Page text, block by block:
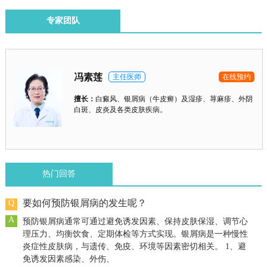
专家团队
冯素莲 主任医师 在线预约
擅长： 白癜风、银屑病（牛皮癣）​及​湿疹、荨麻疹、外阴
白斑、皮炎及各类皮肤疾病。
热门回答
Q 要如何预防银屑病的发生呢？
A
预防银屑病通常可通过避免诱发因素、保持皮肤保湿、调节心
理压力、均衡饮食、定期体检等方式实现。银屑病是一种慢性
炎症性皮肤病，与遗传、免疫、环境等因素密切相关。 1、避
免诱发因素感染、外伤、